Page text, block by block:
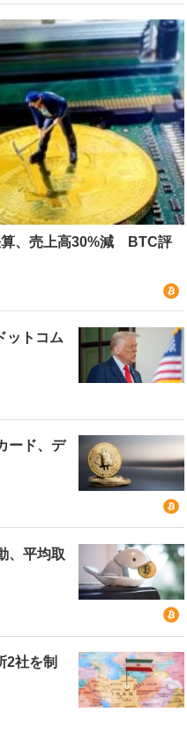
算、売上高30%減 BTC評
ットコム
ード、デ
、平均取
2社を制